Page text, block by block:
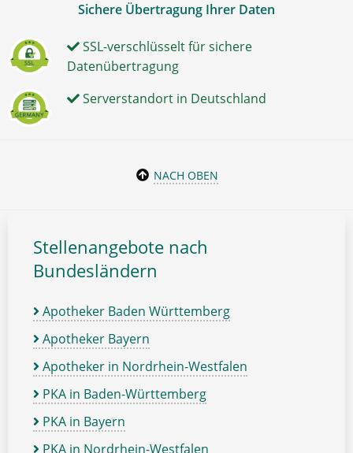
Sichere Übertragung Ihrer Daten
SSL-verschlüsselt für sichere
Datenübertragung
Serverstandort in Deutschland
NACH OBEN
Stellenangebote nach
Bundesländern
Apotheker Baden Württemberg
Apotheker Bayern
Apotheker in Nordrhein-Westfalen
PKA in Baden-Württemberg
PKA in Bayern
PKA in Nordrhein-Westfalen